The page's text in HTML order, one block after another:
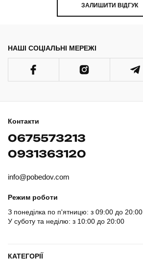
ЗАЛИШИТИ ВІДГУК
НАШІ СОЦІАЛЬНІ МЕРЕЖІ
Контакти
0675573213
0931363120
info@pobedov.com
Режим роботи
З понеділка по п'ятницю: з 09:00 до 20:00
У суботу та неділю: з 10:00 до 20:00
КАТЕГОРІЇ